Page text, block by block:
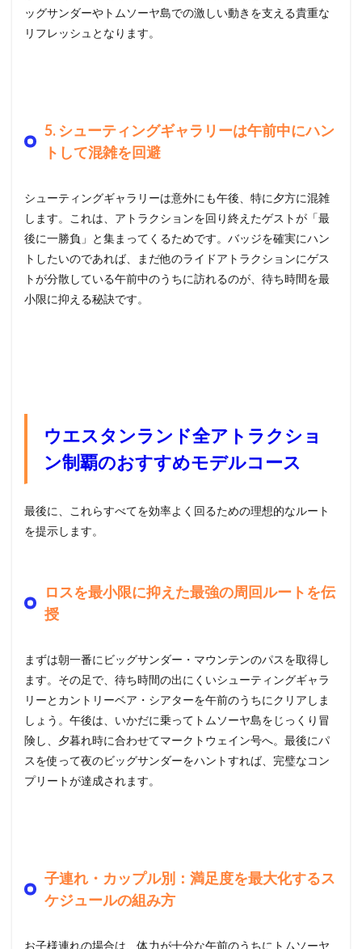
ッグサンダーやトムソーヤ島での激しい動きを支える貴重な
リフレッシュとなります。
5. シューティングギャラリーは午前中にハン
トして混雑を回避
シューティングギャラリーは意外にも午後、特に夕方に混雑
します。これは、アトラクションを回り終えたゲストが「最
後に一勝負」と集まってくるためです。バッジを確実にハン
トしたいのであれば、まだ他のライドアトラクションにゲス
トが分散している午前中のうちに訪れるのが、待ち時間を最
小限に抑える秘訣です。
ウエスタンランド全アトラクショ
ン制覇のおすすめモデルコース
最後に、これらすべてを効率よく回るための理想的なルート
を提示します。
ロスを最小限に抑えた最強の周回ルートを伝
授
まずは朝一番にビッグサンダー・マウンテンのパスを取得し
ます。その足で、待ち時間の出にくいシューティングギャラ
リーとカントリーベア・シアターを午前のうちにクリアしま
しょう。午後は、いかだに乗ってトムソーヤ島をじっくり冒
険し、夕暮れ時に合わせてマークトウェイン号へ。最後にパ
スを使って夜のビッグサンダーをハントすれば、完璧なコン
プリートが達成されます。
子連れ・カップル別：満足度を最大化するス
ケジュールの組み方
お子様連れの場合は、体力が十分な午前のうちにトムソーヤ